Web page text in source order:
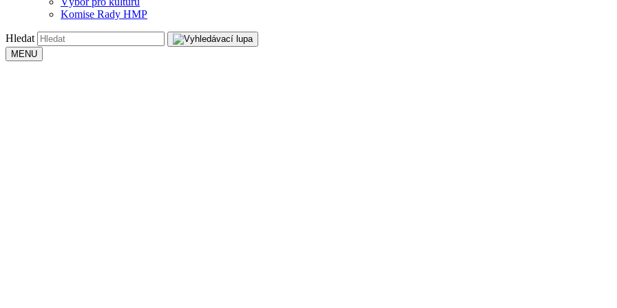
Komise Rady HMP
Hledat
MENU